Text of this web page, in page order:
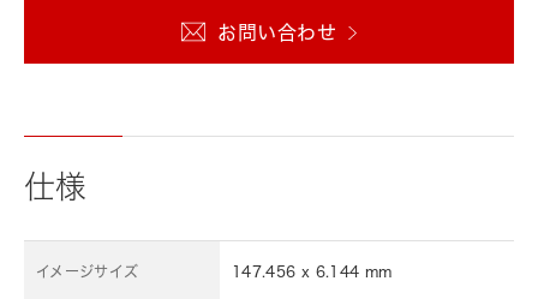
お問い合わせ
仕様
イメージサイズ 147.456 x 6.144 mm